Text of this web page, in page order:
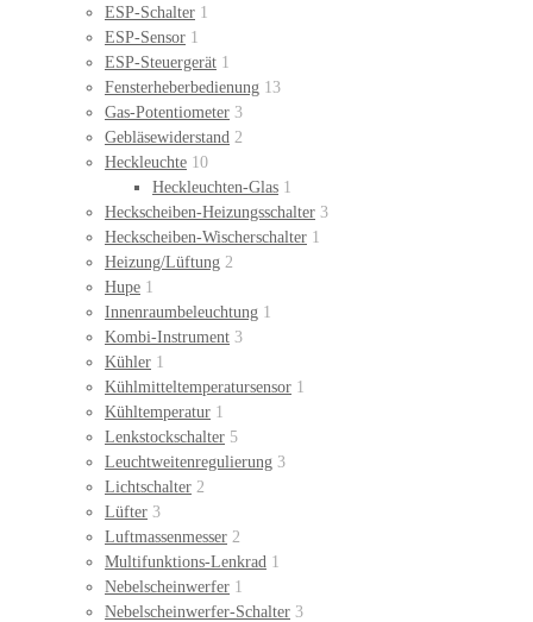
ESP-Schalter 1
ESP-Sensor 1
ESP-Steuergerät 1
Fensterheberbedienung 13
Gas-Potentiometer 3
Gebläsewiderstand 2
Heckleuchte 10
Heckleuchten-Glas 1
Heckscheiben-Heizungsschalter 3
Heckscheiben-Wischerschalter 1
Heizung/Lüftung 2
Hupe 1
Innenraumbeleuchtung 1
Kombi-Instrument 3
Kühler 1
Kühlmitteltemperatursensor 1
Kühltemperatur 1
Lenkstockschalter 5
Leuchtweitenregulierung 3
Lichtschalter 2
Lüfter 3
Luftmassenmesser 2
Multifunktions-Lenkrad 1
Nebelscheinwerfer 1
Nebelscheinwerfer-Schalter 3